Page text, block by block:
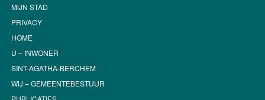
MIJN STAD
PRIVACY
HOME
U – INWONER
SINT-AGATHA-BERCHEM
WIJ – GEMEENTEBESTUUR